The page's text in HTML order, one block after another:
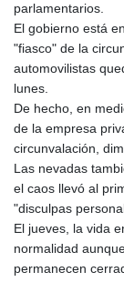
parlamentarios.
El gobierno está
"fiasco" de la
automovilistas
lunes.
De hecho, en
de la empresa
circunvalación,
Las nevadas
el caos llevó al
"disculpas
El jueves, la vida
normalidad
permanecen